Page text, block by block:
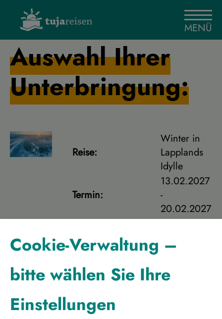
MENÜ
Auswahl Ihrer
Unterbringung:
Reise:
Winter in
Lapplands
Idylle
Termin:
13.02.2027
-
20.02.2027
Dauer:
8 Tage
Angebotsnummer:
Bitte wählen Sie Ihren
gewünschten
Reisebeginn
Cookie-Verwaltung –
bitte wählen Sie Ihre
Einstellungen